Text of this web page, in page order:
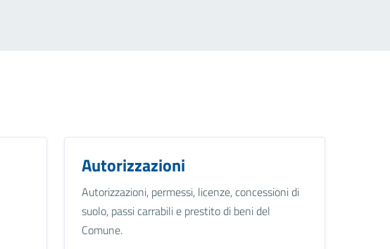
Autorizzazioni
Autorizzazioni, permessi, licenze, concessioni di
suolo, passi carrabili e prestito di beni del
Comune.